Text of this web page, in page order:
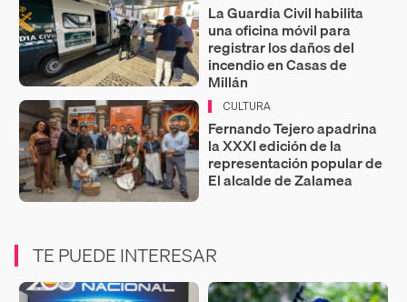
La Guardia Civil habilita
una oficina móvil para
registrar los daños del
incendio en Casas de
Millán
CULTURA
Fernando Tejero apadrina
la XXXI edición de la
representación popular de
El alcalde de Zalamea
TE PUEDE INTERESAR